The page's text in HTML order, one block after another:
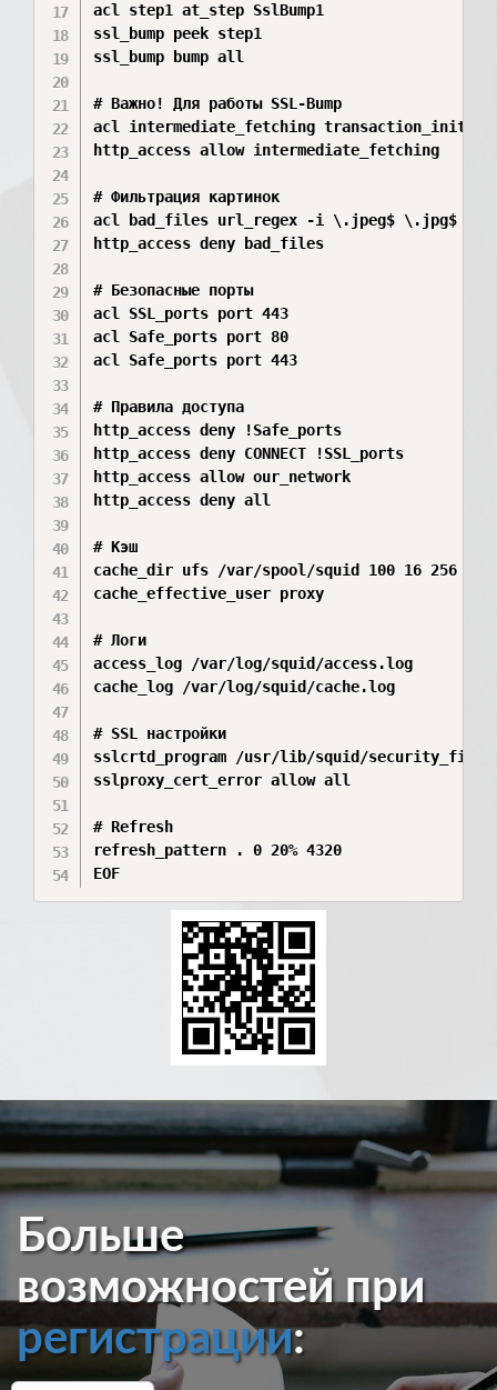
acl step1 at_step SslBump1
ssl_bump peek step1
ssl_bump bump all
# Важно! Для работы SSL-Bump
acl intermediate_fetching
http_access allow intermediate_fetching
# Фильтрация картинок
acl bad_files url_regex -i \.jpeg$ \.jpg$
http_access deny bad_files
# Безопасные порты
acl SSL_ports port 443
acl Safe_ports port 80
acl Safe_ports port 443
# Правила доступа
http_access deny !Safe_ports
http_access deny CONNECT !SSL_ports
http_access allow our_network
http_access deny all
# Кэш
cache_dir ufs /var/spool/squid 100 16 256
cache_effective_user proxy
# Логи
access_log /var/log/squid/access.log
cache_log /var/log/squid/cache.log
# SSL настройки
sslcrtd_program /usr/lib/squid/
sslproxy_cert_error allow all
# Refresh
refresh_pattern . 0 20% 4320
EOF
Больше
возможностей при
регистрации: